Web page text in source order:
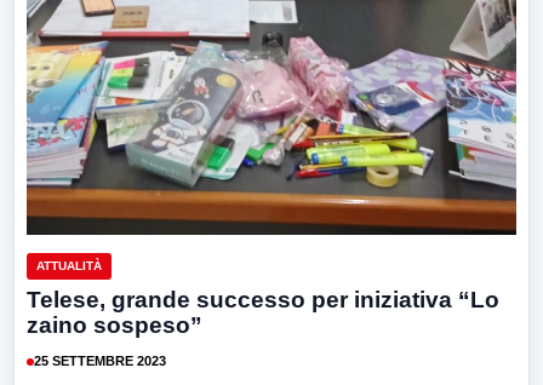
ATTUALITÀ
Telese, grande successo per iniziativa “Lo
zaino sospeso”
25 SETTEMBRE 2023